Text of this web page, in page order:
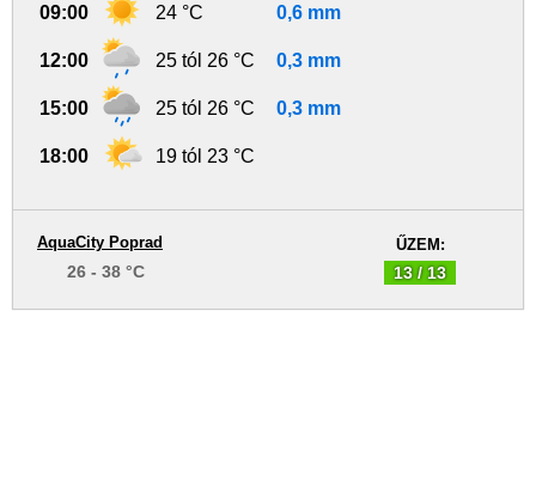
09:00 24 °C 0,6 mm
12:00 25 tól 26 °C 0,3 mm
15:00 25 tól 26 °C 0,3 mm
18:00 19 tól 23 °C
ŰZEM:
13 / 13
AquaCity Poprad
26 - 38 °C